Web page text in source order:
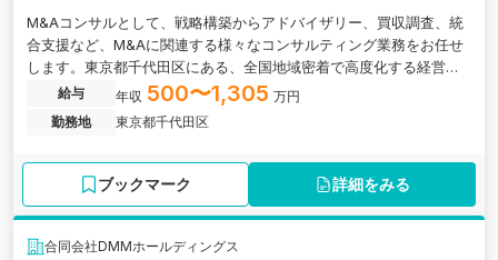
M&Aコンサルとして、戦略構築からアドバイザリー、買収調査、統
合支援など、M&Aに関連する様々なコンサルティング業務をお任せ
します。東京都千代田区にある、全国地域密着で高度化する経営課
題を解決するコンサルティング企業の求人です。
給与 年収 500〜1,305 万円
勤務地
東京都千代田区
ブックマーク 詳細をみる
合同会社DMMホールディングス